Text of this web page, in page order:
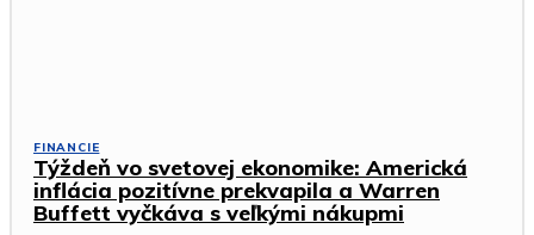
FINANCIE
Týždeň vo svetovej ekonomike: Americká
inflácia pozitívne prekvapila a Warren
Buffett vyčkáva s veľkými nákupmi